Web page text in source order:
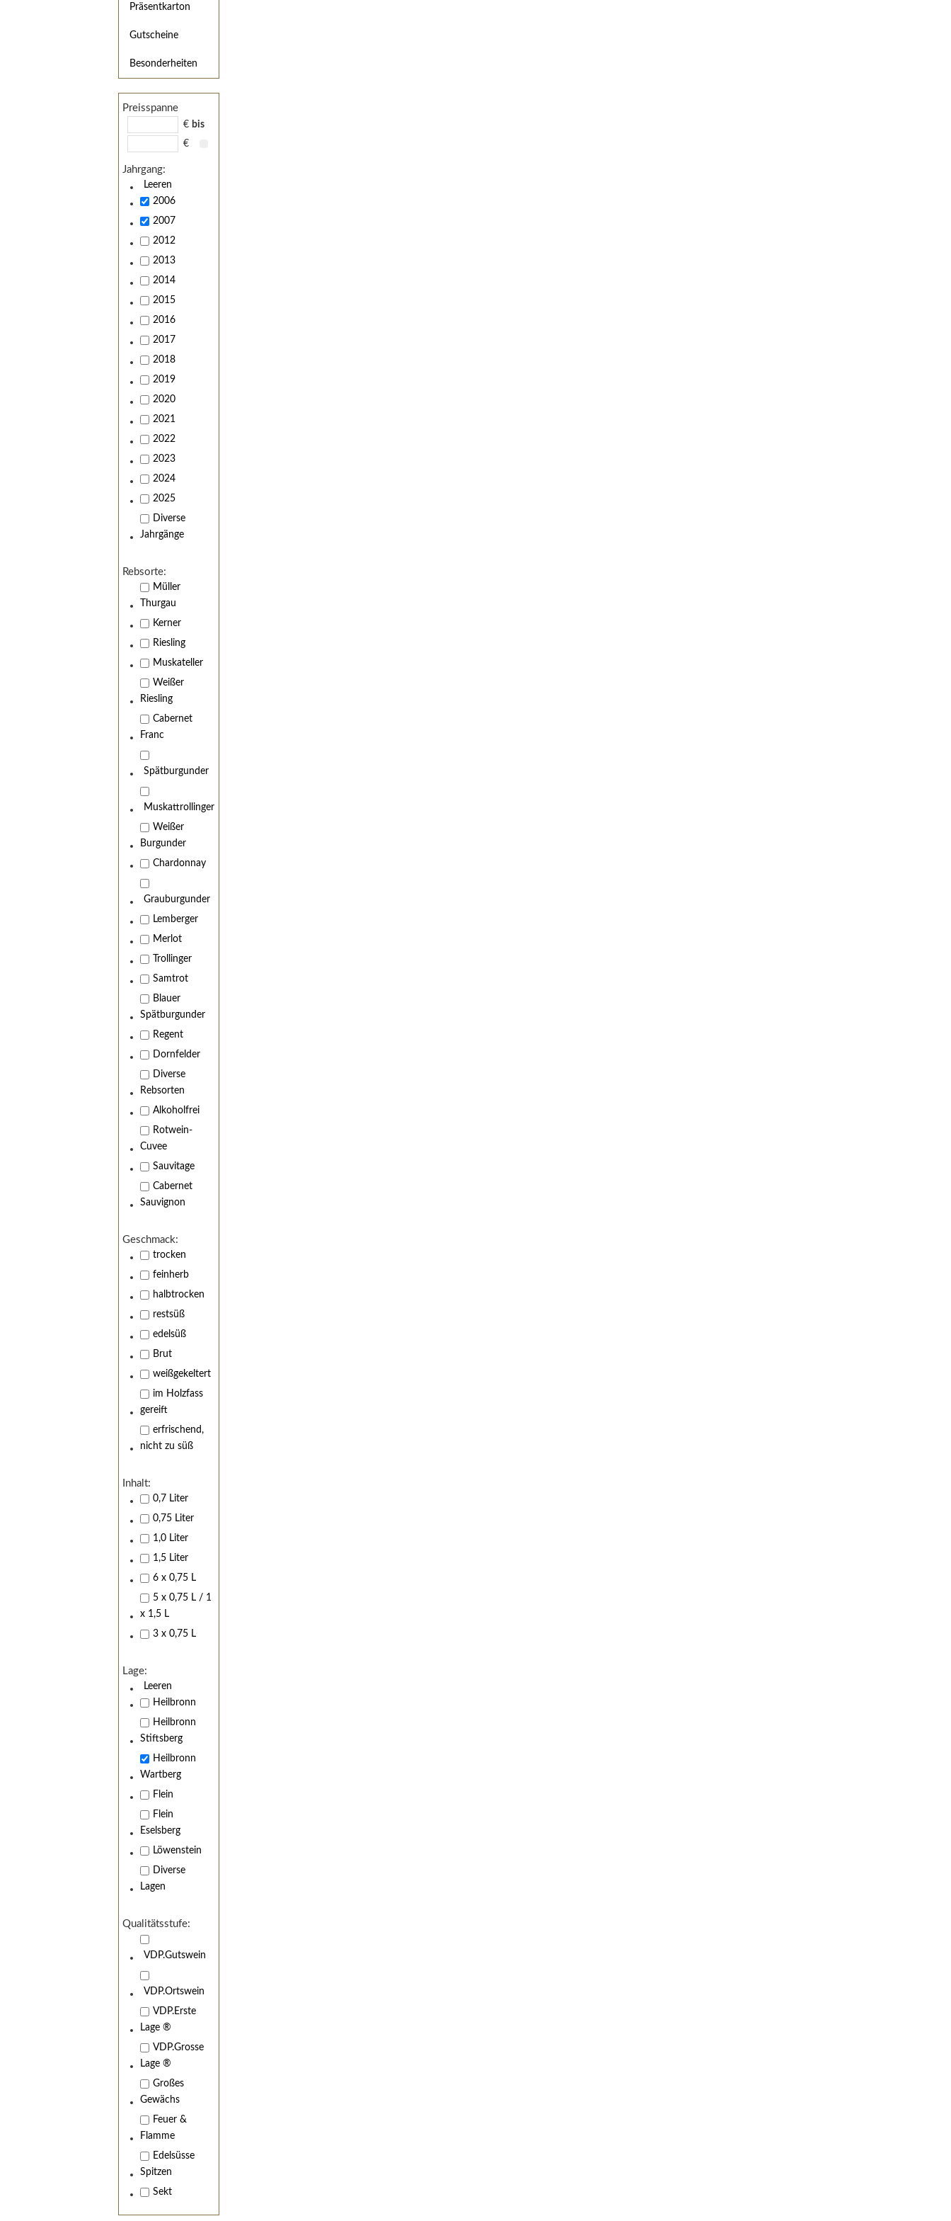
Präsentkarton
Gutscheine
Besonderheiten
Preisspanne
€ bis
€
Jahrgang:
Leeren
2006
2007
2012
2013
2014
2015
2016
2017
2018
2019
2020
2021
2022
2023
2024
2025
Diverse
Jahrgänge
Rebsorte:
Müller
Thurgau
Kerner
Riesling
Muskateller
Weißer
Riesling
Cabernet
Franc
Spätburgunder
Muskattrollinger
Weißer
Burgunder
Chardonnay
Grauburgunder
Lemberger
Merlot
Trollinger
Samtrot
Blauer
Spätburgunder
Regent
Dornfelder
Diverse
Rebsorten
Alkoholfrei
Rotwein-
Cuvee
Sauvitage
Cabernet
Sauvignon
Geschmack:
trocken
feinherb
halbtrocken
restsüß
edelsüß
Brut
weißgekeltert
im Holzfass
gereift
erfrischend,
nicht zu süß
Inhalt:
0,7 Liter
0,75 Liter
1,0 Liter
1,5 Liter
6 x 0,75 L
5 x 0,75 L / 1
x 1,5 L
3 x 0,75 L
Lage:
Leeren
Heilbronn
Heilbronn
Stiftsberg
Heilbronn
Wartberg
Flein
Flein
Eselsberg
Löwenstein
Diverse
Lagen
Qualitätsstufe:
VDP.Gutswein
VDP.Ortswein
VDP.Erste
Lage ®
VDP.Grosse
Lage ®
Großes
Gewächs
Feuer &
Flamme
Edelsüsse
Spitzen
Sekt